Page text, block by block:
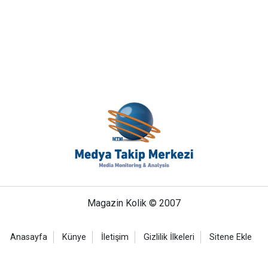
Magazin Kolik © 2007
Anasayfa Künye İletişim Gizlilik İlkeleri Sitene Ekle